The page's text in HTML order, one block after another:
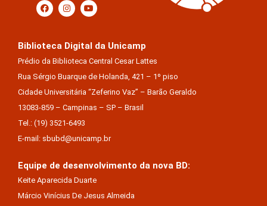
Biblioteca Digital da Unicamp
Prédio da Biblioteca Central Cesar Lattes
Rua Sérgio Buarque de Holanda, 421 – 1º piso
Cidade Universitária “Zeferino Vaz” – Barão Geraldo
13083-859 – Campinas – SP – Brasil
Tel.: (19) 3521-6493
E-mail: sbubd@unicamp.br
Equipe de desenvolvimento da nova BD:
Keite Aparecida Duarte
Márcio Vinícius De Jesus Almeida